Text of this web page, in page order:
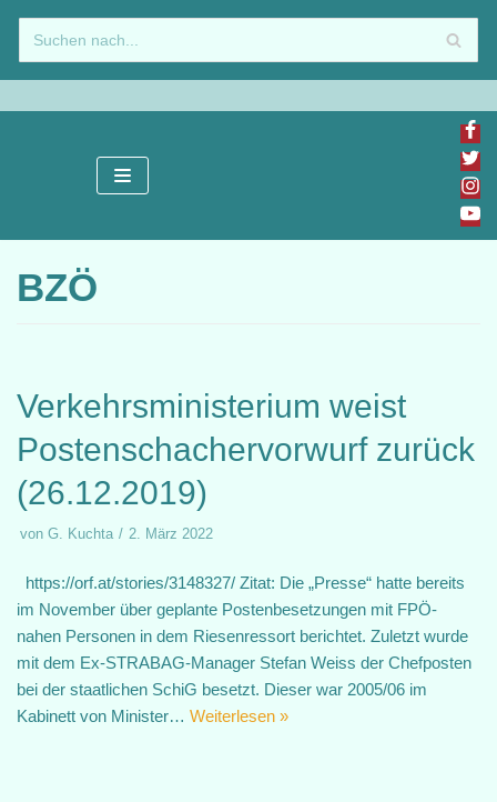
Zum
Inhalt
springen
BZÖ
Verkehrsministerium weist
Postenschachervorwurf zurück
(26.12.2019)
von G. Kuchta 2. März 2022
https://orf.at/stories/3148327/ Zitat: Die „Presse“ hatte bereits
im November über geplante Postenbesetzungen mit FPÖ-
nahen Personen in dem Riesenressort berichtet. Zuletzt wurde
mit dem Ex-STRABAG-Manager Stefan Weiss der Chefposten
bei der staatlichen SchiG besetzt. Dieser war 2005/06 im
Kabinett von Minister… Weiterlesen »